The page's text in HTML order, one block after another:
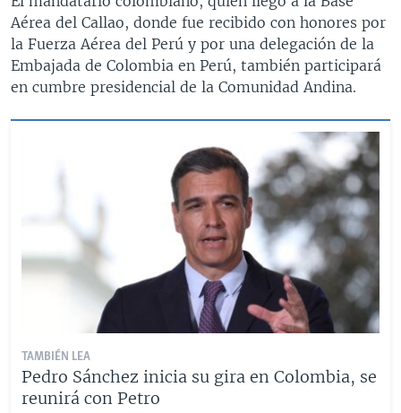
Aérea del Callao, donde fue recibido con honores por
la Fuerza Aérea del Perú y por una delegación de la
Embajada de Colombia en Perú, también participará
en cumbre presidencial de la Comunidad Andina.
TAMBIÉN LEA
Pedro Sánchez inicia su gira en Colombia, se
reunirá con Petro